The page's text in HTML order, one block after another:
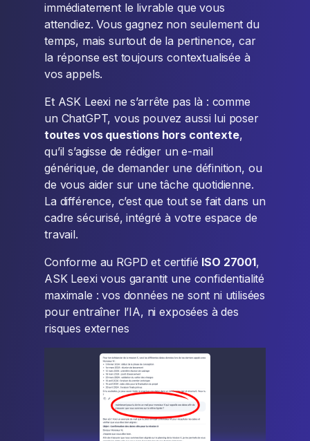
immédiatement le livrable que vous
attendiez. Vous gagnez non seulement du
temps, mais surtout de la pertinence, car
la réponse est toujours contextualisée à
vos appels.
Et ASK Leexi ne s’arrête pas là : comme
un ChatGPT, vous pouvez aussi lui poser
toutes vos questions hors contexte,
qu’il s’agisse de rédiger un e-mail
générique, de demander une définition, ou
de vous aider sur une tâche quotidienne.
La différence, c’est que tout se fait dans un
cadre sécurisé, intégré à votre espace de
travail.
Conforme au RGPD et certifié ISO 27001,
ASK Leexi vous garantit une confidentialité
maximale : vos données ne sont ni utilisées
pour entraîner l’IA, ni exposées à des
risques externes